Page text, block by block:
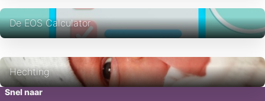
De EOS Calculator
Hechting
Snel naar